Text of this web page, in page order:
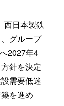
西日本製鉄
グループ
2027年4
針を決定
需要低迷
を進め